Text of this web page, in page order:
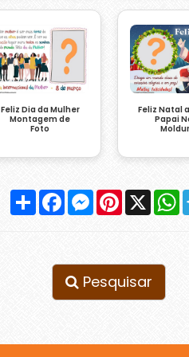
Feliz Dia da Mulher
Montagem de
Foto
Feliz Natal
Papai
Compartilhar
FacebookMessenger
Pinterest
X
Pesquisar